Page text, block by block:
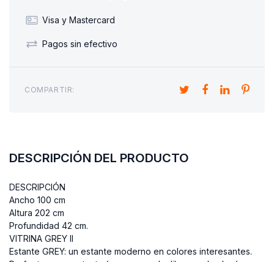
Visa y Mastercard
Pagos sin efectivo
COMPARTIR:
DESCRIPCIÓN DEL PRODUCTO
DESCRIPCIÓN
Ancho 100 cm
Altura 202 cm
Profundidad 42 cm.
​VITRINA GREY II
Estante GREY: un estante moderno en colores interesantes.